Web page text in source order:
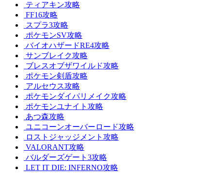
ティアキン攻略
FF16攻略
スプラ3攻略
ポケモンSV攻略
バイオハザードRE4攻略
サンブレイク攻略
ブレスオブザワイルド攻略
ポケモン剣盾攻略
アルセウス攻略
ポケモンダイパリメイク攻略
ポケモンユナイト攻略
あつ森攻略
ユニコーンオーバーロード攻略
ロストジャッジメント攻略
VALORANT攻略
バルダーズゲート3攻略
LET IT DIE: INFERNO攻略